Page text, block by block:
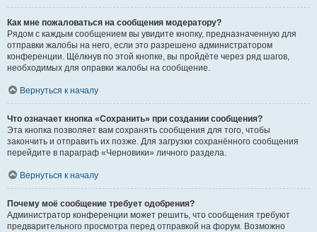
Как мне пожаловаться на сообщения модератору?
Рядом с каждым сообщением вы увидите кнопку, предназначенную для
отправки жалобы на него, если это разрешено администратором
конференции. Щёлкнув по этой кнопке, вы пройдёте через ряд шагов,
необходимых для оправки жалобы на сообщение.
Вернуться к началу
Что означает кнопка «Сохранить» при создании сообщения?
Эта кнопка позволяет вам сохранять сообщения для того, чтобы
закончить и отправить их позже. Для загрузки сохранённого сообщения
перейдите в параграф «Черновики» личного раздела.
Вернуться к началу
Почему моё сообщение требует одобрения?
Администратор конференции может решить, что сообщения требуют
предварительного просмотра перед отправкой на форум. Возможно